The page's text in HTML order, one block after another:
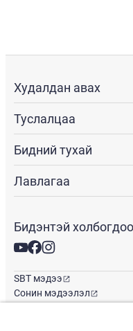
Худалдан авах
Туслалцаа
Бидний тухай
Лавлагаа
Бидэнтэй
SBT мэдээ
Сонин мэдээлэл